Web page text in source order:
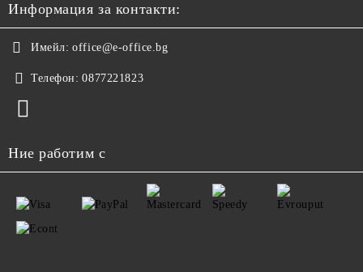
Информация за контакти:
Имейл: office@e-office.bg
Телефон: 0877221823
Ние работим с